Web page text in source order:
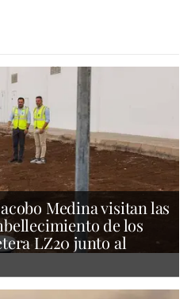
Medina visitan las
de los
LZ20 junto al